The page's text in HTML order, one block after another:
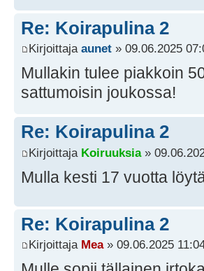
Re: Koirapulina 2
Kirjoittaja aunet » 09.06.2025
Mullakin tulee piakkoin
sattumoisin joukossa!
Re: Koirapulina 2
Kirjoittaja Koiruuksia»
Mulla kesti 17 vuotta
Re: Koirapulina 2
Kirjoittaja Mea» 09.06.2025